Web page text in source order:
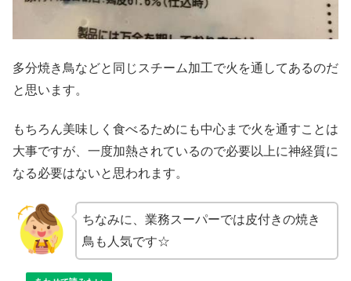
多分焼き鳥などと同じスチーム加工で火を通してあるのだ
と思います。
もちろん美味しく食べるためにも中心まで火を通すことは
大事ですが、一度加熱されているので必要以上に神経質に
なる必要はないと思われます。
ちなみに、業務スーパーでは皮付きの焼き
鳥も人気です☆